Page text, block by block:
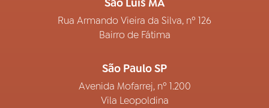
São Luís MA
Rua Armando Vieira da Silva, nº 126
Bairro de Fátima
São Paulo SP
Avenida Mofarrej, nº 1.200
Vila Leopoldina